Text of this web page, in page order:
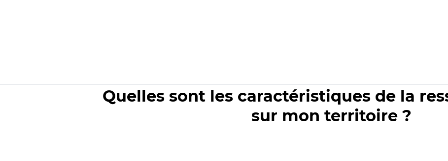
Quelles sont les caractéristiques de la
sur mon territoire ?